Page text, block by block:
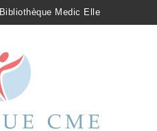
Bibliothèque Medic Elle